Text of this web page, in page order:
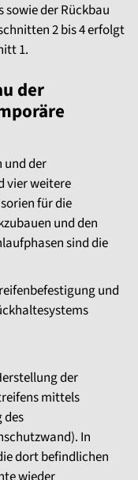
sowie der Rückbau
2 bis 4 erfolgt
1.
der
und der
vier weitere
für die
und den
sind die
und
der
mittels
des
In
dort befindlichen